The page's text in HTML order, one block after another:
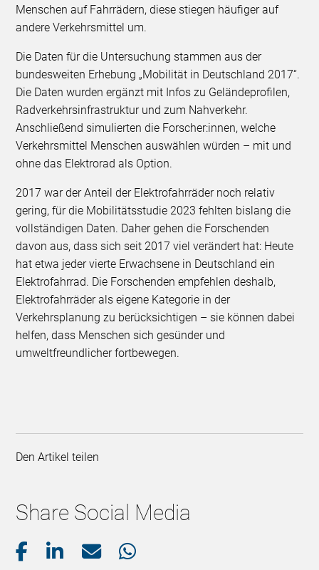
Menschen auf Fahrrädern, diese stiegen häufiger auf
andere Verkehrsmittel um.
Die Daten für die Untersuchung stammen aus der
bundesweiten Erhebung „Mobilität in Deutschland 2017“.
Die Daten wurden ergänzt mit Infos zu Geländeprofilen,
Radverkehrsinfrastruktur und zum Nahverkehr.
Anschließend simulierten die Forscher:innen, welche
Verkehrsmittel Menschen auswählen würden – mit und
ohne das Elektrorad als Option.
2017 war der Anteil der Elektrofahrräder noch relativ
gering, für die Mobilitätsstudie 2023 fehlten bislang die
vollständigen Daten. Daher gehen die Forschenden
davon aus, dass sich seit 2017 viel verändert hat: Heute
hat etwa jeder vierte Erwachsene in Deutschland ein
Elektrofahrrad. Die Forschenden empfehlen deshalb,
Elektrofahrräder als eigene Kategorie in der
Verkehrsplanung zu berücksichtigen – sie können dabei
helfen, dass Menschen sich gesünder und
umweltfreundlicher fortbewegen.
Den Artikel teilen
Share Social Media